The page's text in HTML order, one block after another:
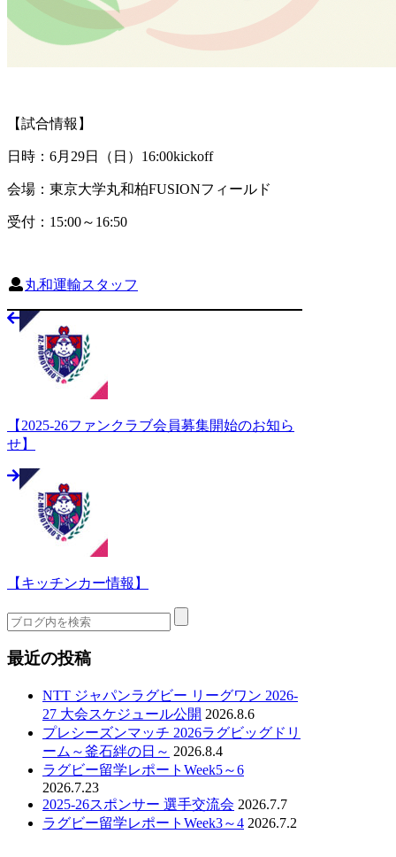
【試合情報】
日時：6月29日（日）16:00kickoff
会場：東京大学丸和柏FUSIONフィールド
受付：15:00～16:50
丸和運輸スタッフ
【2025-26ファンクラブ会員募集開始のお知ら
せ】
【キッチンカー情報】
最近の投稿
NTT ジャパンラグビー リーグワン 2026-
27 大会スケジュール公開 2026.8.6
プレシーズンマッチ 2026ラグビッグドリ
ーム～釜石絆の日～ 2026.8.4
ラグビー留学レポートWeek5～6
2026.7.23
2025-26スポンサー 選手交流会 2026.7.7
ラグビー留学レポートWeek3～4 2026.7.2